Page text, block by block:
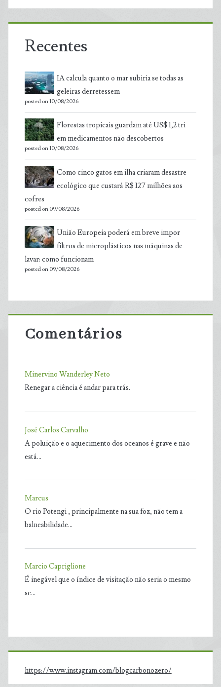
Recentes
IA calcula quanto o mar subiria se todas as
geleiras derretessem
posted on 10/08/2026
Florestas tropicais guardam até US$ 1,2 tri
em medicamentos não descobertos
posted on 10/08/2026
Como cinco gatos em ilha criaram desastre
ecológico que custará R$ 127 milhões aos
cofres
posted on 09/08/2026
União Europeia poderá em breve impor
filtros de microplásticos nas máquinas de
lavar: como funcionam
posted on 09/08/2026
Comentários
Minervino Wanderley Neto
Renegar a ciência é andar para trás.
José Carlos Carvalho
A poluição e o aquecimento dos oceanos é grave e não
está…
Marcus
O rio Potengi , principalmente na sua foz, não tem a
balneabilidade…
Marcio Capriglione
É inegável que o índice de visitação não seria o mesmo
se…
https://www.instagram.com/blogcarbonozero/